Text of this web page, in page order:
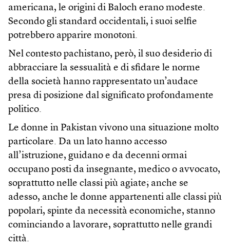
americana, le origini di Baloch erano modeste.
Secondo gli standard occidentali, i suoi selfie
potrebbero apparire monotoni.
Nel contesto pachistano, però, il suo desiderio di
abbracciare la sessualità e di sfidare le norme
della società hanno rappresentato un’audace
presa di posizione dal significato profondamente
politico.
Le donne in Pakistan vivono una situazione molto
particolare. Da un lato hanno accesso
all’istruzione, guidano e da decenni ormai
occupano posti da insegnante, medico o avvocato,
soprattutto nelle classi più agiate; anche se
adesso, anche le donne appartenenti alle classi più
popolari, spinte da necessità economiche, stanno
cominciando a lavorare, soprattutto nelle grandi
città.